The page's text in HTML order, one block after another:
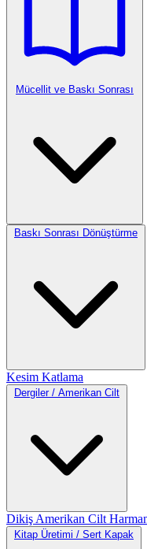
Mücellit ve Baskı Sonrası
Baskı Sonrası Dönüştürme
Kesim Katlama
Dergiler / Amerikan Cilt
Dikiş Amerikan Cilt
Kitap Üretimi / Sert Kapak